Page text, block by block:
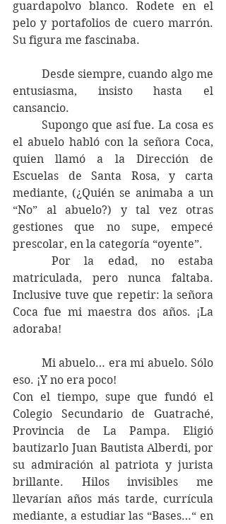
guardapolvo blanco. Rodete en el
pelo y portafolios de cuero marrón.
Su figura me fascinaba.
entusiasma, insisto hasta el
cansancio.
el abuelo habló con la señora Coca,
quien llamó a la Dirección de
Escuelas de Santa Rosa, y carta
mediante, (¿Quién se animaba a un
“No” al abuelo?) y tal vez otras
gestiones que no supe, empecé
prescolar, en la categoría “oyente”.
	Por la edad, no estaba
matriculada, pero nunca faltaba.
Inclusive tuve que repetir: la señora
Coca fue mi maestra dos años. ¡La
adoraba!
eso. ¡Y no era poco!
Con el tiempo, supe que fundó el
Colegio Secundario de Guatraché,
Provincia de La Pampa. Eligió
bautizarlo Juan Bautista Alberdi, por
su admiración al patriota y jurista
brillante. Hilos invisibles me
llevarían años más tarde, currícula
mediante, a estudiar las “Bases…“ en